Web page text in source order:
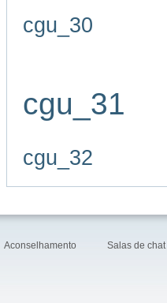
cgu_30
cgu_31
cgu_32
Aconselhamento Salas de chat